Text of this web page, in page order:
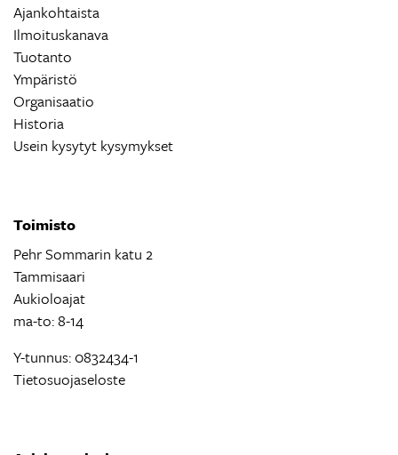
Ajankohtaista
Ilmoituskanava
Tuotanto
Ympäristö
Organisaatio
Historia
Usein kysytyt kysymykset
Toimisto
Pehr Sommarin katu 2
Tammisaari
Aukioloajat
ma-to: 8-14
Y-tunnus: 0832434-1
Tietosuojaseloste